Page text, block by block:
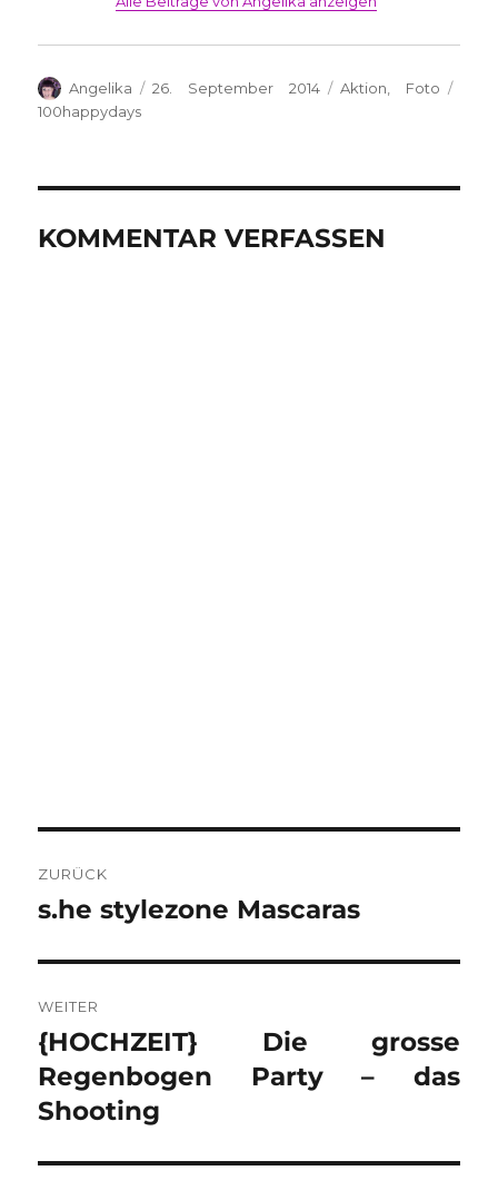
Autor
Angelika
Veröffentlicht
26. September 2014 Kategorien
Aktion Foto
100happydays
KOMMENTAR VERFASSEN
ZURÜCK
Vorheriger
s.he stylezone Mascaras
WEITER
Nächster
Beitrag:
{HOCHZEIT} Die grosse
Regenbogen Party – das
Shooting